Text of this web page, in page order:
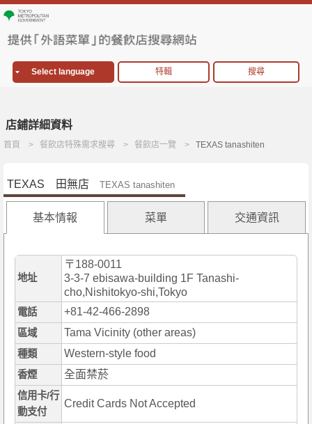
Select language 特輯 搜尋
店鋪詳細資料
首頁 餐飲店特殊需求搜尋 餐飲店一覽 TEXAS tanashiten
TEXAS 田無店 TEXAS tanashiten
基本情報 菜單 交通資訊
地址
〒188-0011
3-3-7 ebisawa-building 1F Tanashi-
cho,Nishitokyo-shi,Tokyo
電話 +81-42-466-2898
區域 Tama Vicinity (other areas)
種類 Western-style food
香煙 全面禁菸
信用卡/行
動支付
Credit Cards Not Accepted